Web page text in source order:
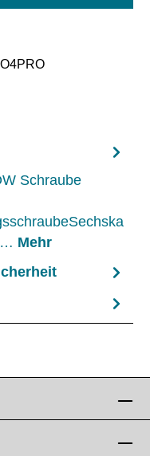
Schraube
Mehr